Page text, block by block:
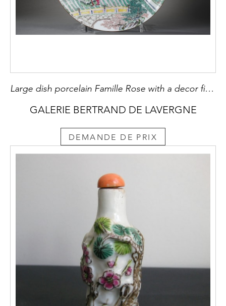
Large dish porcelain Famille Rose with a decor figures and pavillon probably a roman scene
GALERIE BERTRAND DE LAVERGNE
DEMANDE DE PRIX